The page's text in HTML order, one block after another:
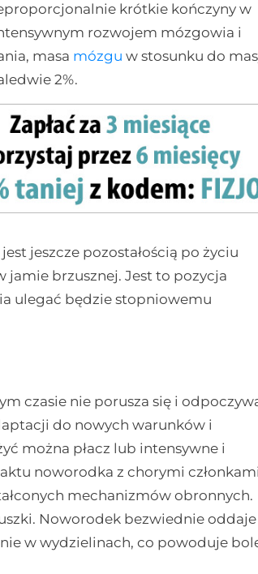
krótkie kończyny w
rozwojem mózgowia i
masa mózgu w stosunku do
2%.
jeszcze pozostałością po życiu
jamie brzusznej. Jest to pozycja
ulegać będzie stopniowemu
czasie nie porusza się i
do nowych warunków i
można płacz lub intensywne i
noworodka z chorymi członkami
mechanizmów obronnych.
Noworodek bezwiednie oddaje
w wydzielinach, co powoduje